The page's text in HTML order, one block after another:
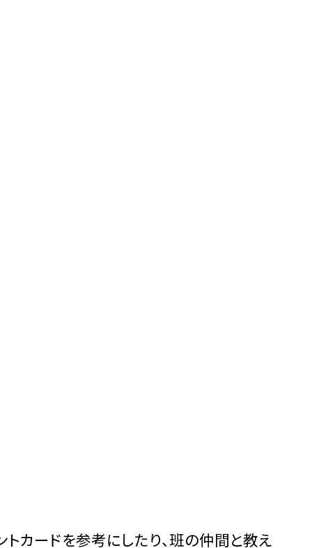
カードを参考にしたり、班の仲間と教え